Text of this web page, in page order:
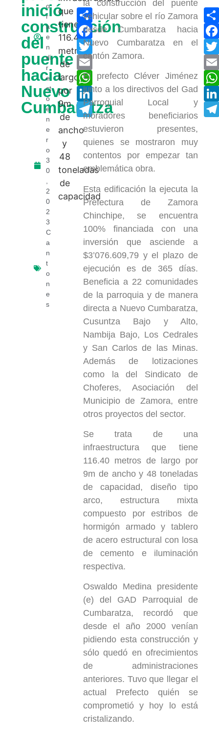
inició
construcción
del
puente
hacia
Nuevo
Cumbaratza
o
r
a
e
n
di
r
e
ct
o
e
n
e
r
o
3
0
2
0
2
3
C
a
n
t
o
n
e
s
Compartir
Facebook
Twitter
Email
WhatsApp
LinkedIn
Telegram
la construcción del puente
vehicular sobre el río Zamora
desde Cumbaratza hacia
Nuevo Cumbaratza en el
cantón Zamora.
El prefecto Cléver Jiménez
junto a los directivos del Gad
Parroquial Local y
moradores beneficiarios
estuvieron presentes,
quienes se mostraron muy
contentos por empezar tan
emblemática obra.
Esta edificación la ejecuta la
Prefectura de Zamora
Chinchipe, se encuentra
100% financiada con una
inversión que asciende a
$3’076.609,79 y el plazo de
ejecución es de 365 días.
Beneficia a 22 comunidades
de la parroquia y de manera
directa a Nuevo Cumbaratza,
Cusuntza Bajo y Alto,
Nambija Bajo, Los Cedrales
y San Carlos de las Minas.
Además de lotizaciones
como la del Sindicato de
Choferes, Asociación del
Municipio de Zamora, entre
otros proyectos del sector.
Se trata de una
infraestructura que tiene
116.40 metros de largo por
9m de ancho y 48 toneladas
de capacidad, diseño tipo
arco, estructura mixta
compuesto por estribos de
hormigón armado y tablero
de acero estructural con losa
de cemento e iluminación
respectiva.
Oswaldo Medina presidente
(e) del GAD Parroquial de
Cumbaratza, recordó que
desde el año 2000 venían
pidiendo esta construcción y
sólo quedó en ofrecimientos
de administraciones
anteriores. Tuvo que llegar el
actual Prefecto quién se
comprometió y hoy lo está
cristalizando.